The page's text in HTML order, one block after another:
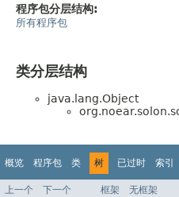
程序包分层结构:
所有程序包
类分层结构
java.lang.Object
概览 程序包 类 树 已过时 索引
上一个 下一个 框架 无框架